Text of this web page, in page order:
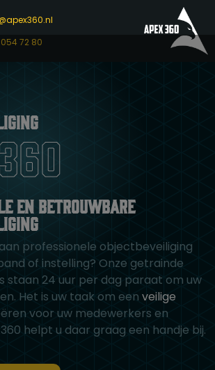
72 80
en betrouwbare
professionele objectbeveiliging
of instelling? Onze getrainde
staan 24 uur per dag paraat om uw
Het is uw taak om een veilige
voor uw medewerkers en
helpt u daar graag een handje bij.